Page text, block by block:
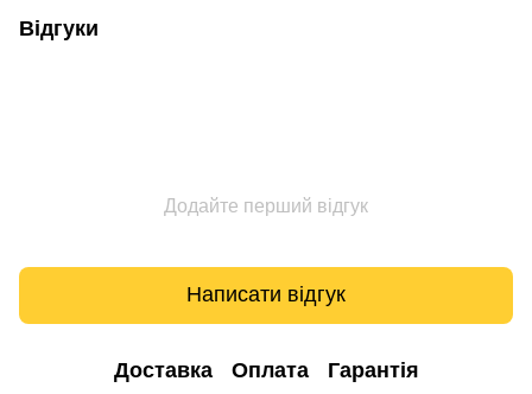
Відгуки
Додайте перший відгук
Написати відгук
Доставка Оплата Гарантія